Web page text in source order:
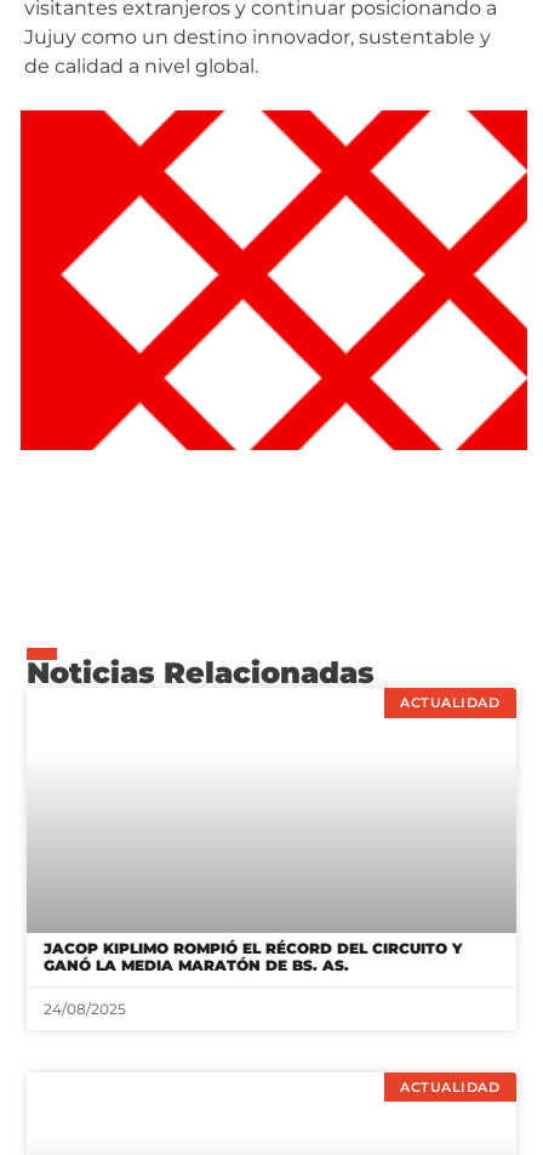
visitantes extranjeros y continuar posicionando a
Jujuy como un destino innovador, sustentable y
de calidad a nivel global.
Noticias Relacionadas
ACTUALIDAD
JACOP KIPLIMO ROMPIÓ EL RÉCORD DEL CIRCUITO Y
GANÓ LA MEDIA MARATÓN DE BS. AS.
24/08/2025
ACTUALIDAD